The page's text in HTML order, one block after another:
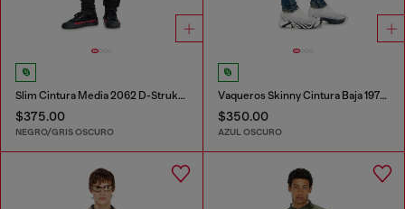
Slim Cintura Media 2062 D-Strukt Joggjeans®
$375.00
NEGRO/GRIS OSCURO
Vaqueros Skinny Cintura Baja 1979 Sleenker
$350.00
AZUL OSCURO